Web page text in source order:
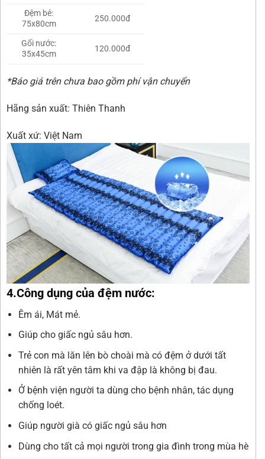
Đệm bé:
75x80cm
250.000đ
Gối nước:
35x45cm
120.000đ
*Báo giá trên chưa bao gồm phí vận chuyển
Hãng sản xuất: Thiên Thanh
Xuất xứ: Việt Nam
4.Công dụng của đệm nước:
Êm ái, Mát mẻ.
Giúp cho giấc ngủ sâu hơn.
Trẻ con mà lăn lên bò choài mà có đệm ở dưới tất
nhiên là rất yên tâm khi va đập là không bị đau.
Ở bệnh viện người ta dùng cho bệnh nhân, tác dụng
chống loét.
Giúp người già có giấc ngủ sâu hơn
Dùng cho tất cả mọi người trong gia đình trong mùa hè